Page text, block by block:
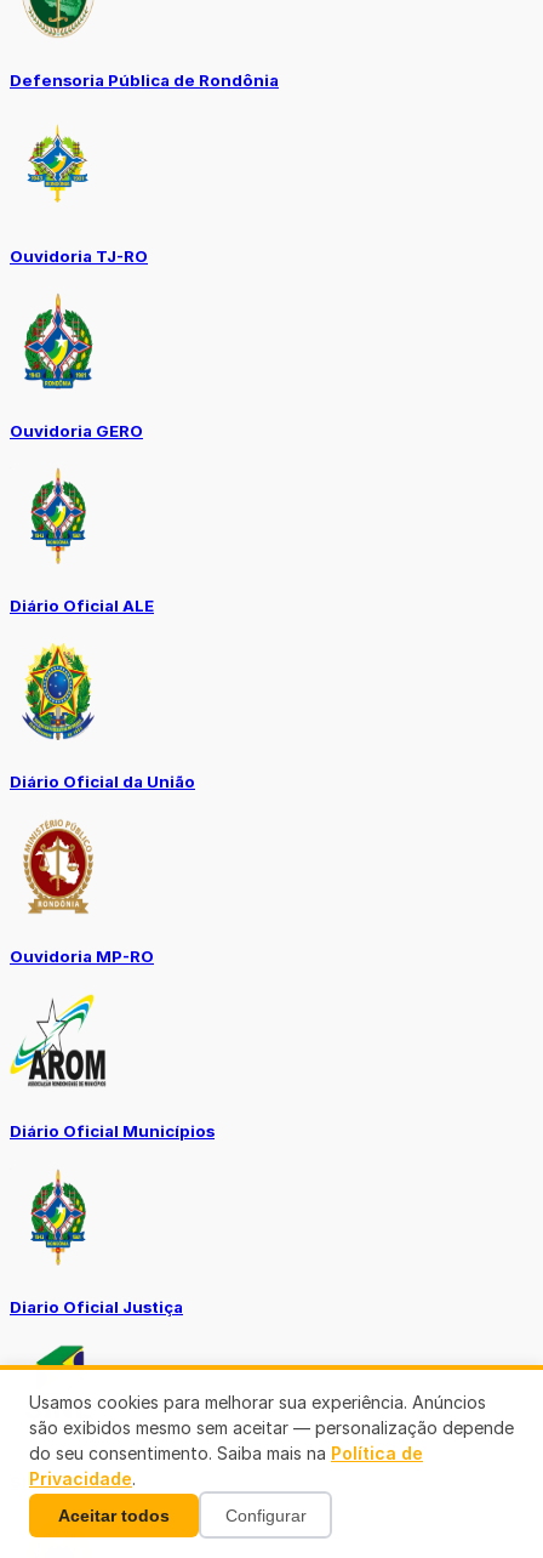
Defensoria Pública de Rondônia
Ouvidoria TJ-RO
Ouvidoria GERO
Diário Oficial ALE
Diário Oficial da União
Ouvidoria MP-RO
Diário Oficial Municípios
Diario Oficial Justiça
SINE Municipal
Usamos cookies para melhorar sua experiência. Anúncios
são exibidos mesmo sem aceitar — personalização depende
do seu consentimento. Saiba mais na Política de
Privacidade.
Aceitar todos Configurar